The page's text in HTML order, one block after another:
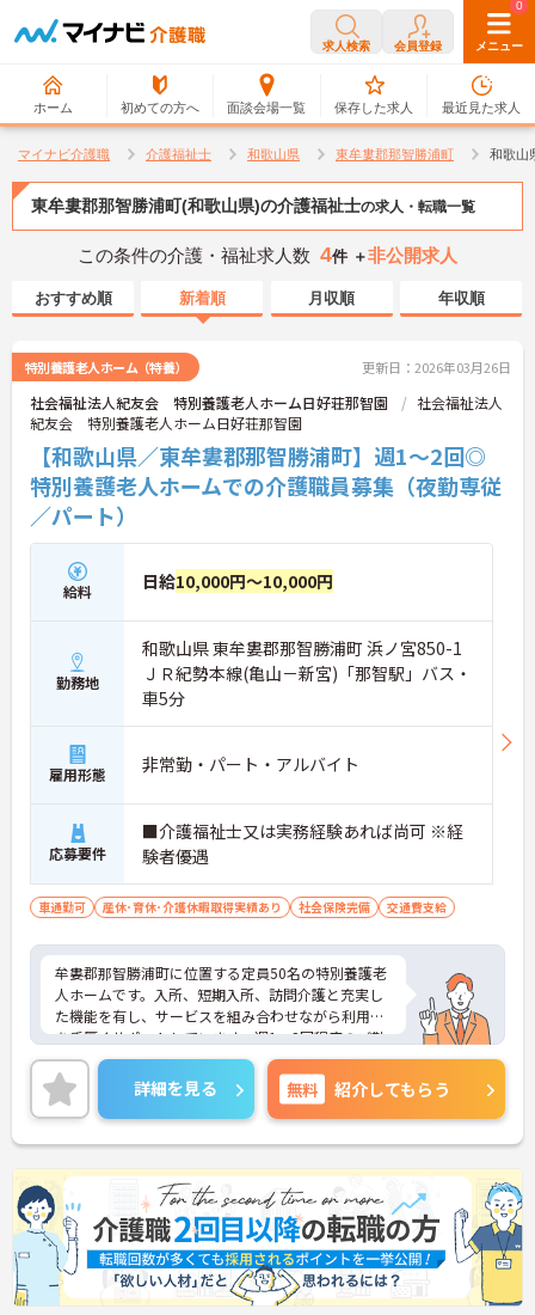
求人検索 会員登録 メニュー
ホーム 初めての方へ 面談会場一覧
0
保存した求人
0
最近見た求人
マイナビ介護職 介護福祉士 和歌山県 東牟婁郡那智勝浦町 和歌山
東牟婁郡那智勝浦町(和歌山県)の介護福祉士の求人・転職一覧
この条件の介護・福祉求人数 4件 ＋非公開求人
おすすめ順 新着順 月収順 年収順
特別養護老人ホーム（特養） 更新日：2026年03月26日
社会福祉法人紀友会 特別養護老人ホーム日好荘那智園
社会福祉法人
紀友会 特別養護老人ホーム日好荘那智園
【和歌山県／東牟婁郡那智勝浦町】週1～2回◎
特別養護老人ホームでの介護職員募集（夜勤専従
／パート）
給料 日給10,000円～10,000円
勤務地
和歌山県 東牟婁郡那智勝浦町 浜ノ宮850-1
ＪＲ紀勢本線(亀山－新宮)「那智駅」バス・
車5分
雇用形態 非常勤・パート・アルバイト
応募要件
■介護福祉士又は実務経験あれば尚可 ※経
験者優遇
車通勤可 産休･育休･介護休暇取得実績あり 社会保険完備 交通費支給
牟婁郡那智勝浦町に位置する定員50名の特別養護老
人ホームです。入所、短期入所、訪問介護と充実し
た機能を有し、サービスを組み合わせながら利用者
を手厚くサポートしています。週1～2回程度のご勤
務ですので、プライベートの時間を有効活用しなが
ら働ける環境です。ご興味のある方には、面接対策
ポイントなど、さらに詳細をお話しいたしますので
お気軽にご相談ください！
詳細を見る 無料 紹介してもらう